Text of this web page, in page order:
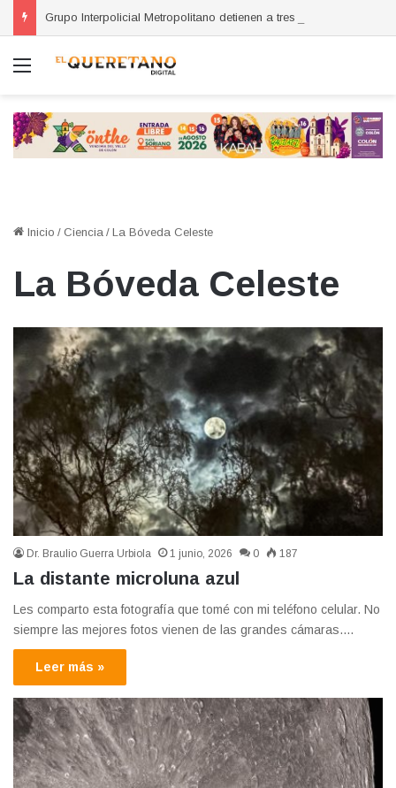
Menú
Inicio / Ciencia / La Bóveda Celeste
La Bóveda Celeste
Dr. Braulio Guerra Urbiola 1 junio, 2026 0 187
La distante microluna azul
Les comparto esta fotografía que tomé con mi teléfono celular. No
siempre las mejores fotos vienen de las grandes cámaras.…
Leer más »